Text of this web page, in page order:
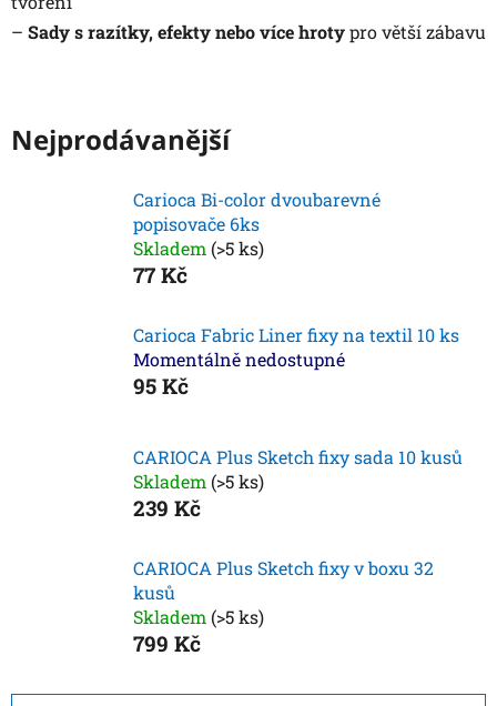
– Sady s razítky, efekty nebo více hrotypro větší zábavu
Nejprodávanější
Carioca Bi-color dvoubarevné
popisovače 6ks
Skladem (>5 ks)
77 Kč
Carioca Fabric Liner fixy na textil 10 ks
Momentálně nedostupné
95 Kč
CARIOCA Plus Sketch fixy sada 10 kusů
Skladem (>5 ks)
239 Kč
CARIOCA Plus Sketch fixy v boxu 32
kusů
Skladem (>5 ks)
799 Kč